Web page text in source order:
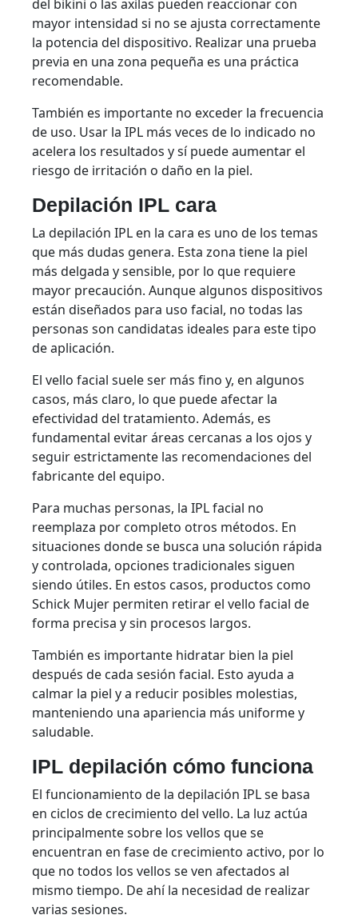
del bikini o las axilas pueden reaccionar con
mayor intensidad si no se ajusta correctamente
la potencia del dispositivo. Realizar una prueba
previa en una zona pequeña es una práctica
recomendable.
También es importante no exceder la frecuencia
de uso. Usar la IPL más veces de lo indicado no
acelera los resultados y sí puede aumentar el
riesgo de irritación o daño en la piel.
Depilación IPL cara
La depilación IPL en la cara es uno de los temas
que más dudas genera. Esta zona tiene la piel
más delgada y sensible, por lo que requiere
mayor precaución. Aunque algunos dispositivos
están diseñados para uso facial, no todas las
personas son candidatas ideales para este tipo
de aplicación.
El vello facial suele ser más fino y, en algunos
casos, más claro, lo que puede afectar la
efectividad del tratamiento. Además, es
fundamental evitar áreas cercanas a los ojos y
seguir estrictamente las recomendaciones del
fabricante del equipo.
Para muchas personas, la IPL facial no
reemplaza por completo otros métodos. En
situaciones donde se busca una solución rápida
y controlada, opciones tradicionales siguen
siendo útiles. En estos casos, productos como
Schick Mujer permiten retirar el vello facial de
forma precisa y sin procesos largos.
También es importante hidratar bien la piel
después de cada sesión facial. Esto ayuda a
calmar la piel y a reducir posibles molestias,
manteniendo una apariencia más uniforme y
saludable.
IPL depilación cómo funciona
El funcionamiento de la depilación IPL se basa
en ciclos de crecimiento del vello. La luz actúa
principalmente sobre los vellos que se
encuentran en fase de crecimiento activo, por lo
que no todos los vellos se ven afectados al
mismo tiempo. De ahí la necesidad de realizar
varias sesiones.